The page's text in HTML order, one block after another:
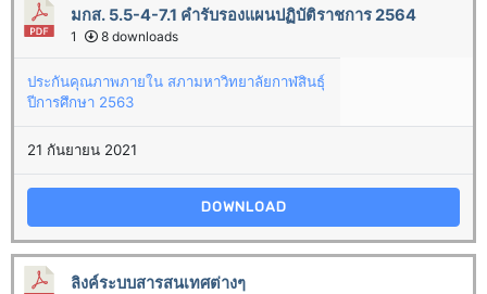
มกส. 5.5-4-7.1 คำรับรองแผนปฏิบัติราชการ 2564
1 8 downloads
ประกันคุณภาพภายใน สภามหาวิทยาลัยกาฬสินธุ์
ปีการศึกษา 2563
21 กันยายน 2021
DOWNLOAD
ลิงค์ระบบสารสนเทศต่างๆ